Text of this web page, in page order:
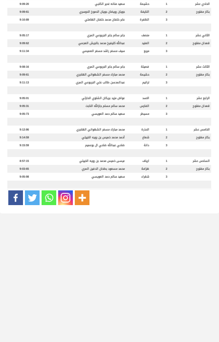
الحادي عشر 1 حشيمة سعيد منانه غدير الكتبي
9:09:20
بكار مفتوح
2 النايفة جويان رويضان جويان الدموخ الدوسري
9:09:61
3
الظفرة عابر خلفان محمد خلفان الهاملي 9:10:89
الثاني عشر 1 منصف جابر سالم جابر الجربوعي المري
9:05:17
قعدان مفتوح
2 العنيد عبدالله كليفيخ محمد بالجيش العجمي
9:09:62
3
مريع سيف مسفر راشد مسفر العميمي 9:11:34
الثالث عشر 1 فصيلة جابر سالم جابر الجربوعي المري
9:08:16
بكار مفتوح
2 حشيمة محمد مبارك مسفر الشهواني الهاجري
9:09:61
3
ترانيم عبدالمحسن طالب علي الجربوعي المري 9:11:13
الرابع عشر 1 الاسد عواض مزيد بريكان الشلوي الحارثي
9:05:01
قعدان مفتوح
2 الفارس محمد سالم مسلم جارالله النابت
9:05:31
3
مسيطر سعيد سالم حمد العويسي 9:05:73
الخامس عشر 1 الحذرة محمد مبارك مسفر الشهواني الهاجري
9:12:86
بكار مفتوح
2 شعاع أحمد محمد خميس بن رويه الخييلي
9:14:59
3
دانة ضاحي عبدالله ضاحي ال بوعميم 9:15:59
السادس عشر 1 ارياف عيسى خميس محمد بن رويه الخييلي
8:57:15
بكار مفتوح
2 هزامة محمد مسعود بطحان الدفين المري
9:03:65
3
شقراء سعيد سالم حمد العويسي 9:05:98